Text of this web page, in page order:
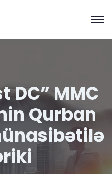
DC” MMC
Qurban